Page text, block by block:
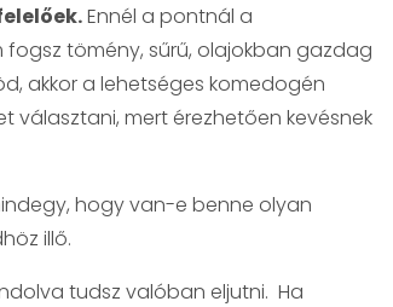
Ennél a pontnál a
tömény, sűrű, olajokban gazdag
akkor a lehetséges komedogén
választani, mert érezhetően kevésnek
hogy van-e benne olyan
illő.
tudsz valóban eljutni. Ha